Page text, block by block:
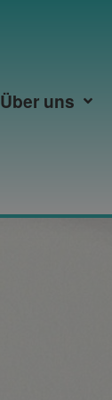
Über uns